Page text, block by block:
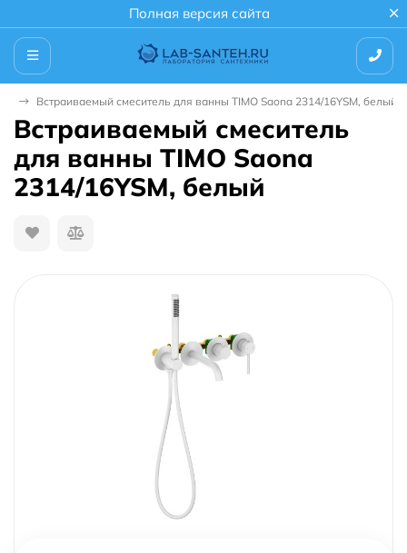
Полная версия сайта
Встраиваемый смеситель для ванны TIMO Saona 2314/16YSM, белый
Встраиваемый смеситель
для ванны TIMO Saona
2314/16YSM, белый